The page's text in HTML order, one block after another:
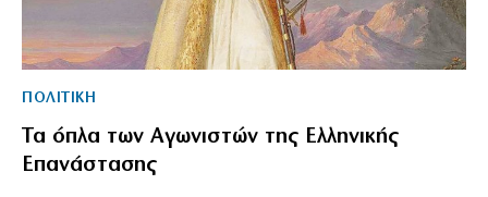
ΠΟΛΙΤΙΚΗ
Τα όπλα των Αγωνιστών της Ελληνικής
Επανάστασης